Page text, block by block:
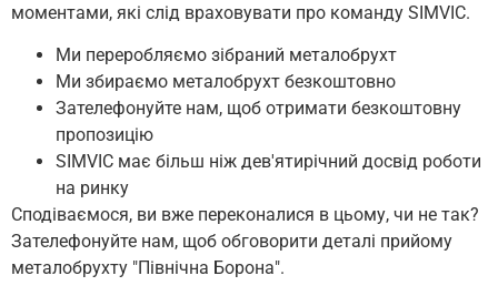
моментами, які слід враховувати про команду SIMVIC.
Ми переробляємо зібраний металобрухт
Ми збираємо металобрухт безкоштовно
Зателефонуйте нам, щоб отримати безкоштовну
пропозицію
SIMVIC має більш ніж дев'ятирічний досвід роботи
на ринку
Сподіваємося, ви вже переконалися в цьому, чи не так?
Зателефонуйте нам, щоб обговорити деталі прийому
металобрухту "Північна Борона".